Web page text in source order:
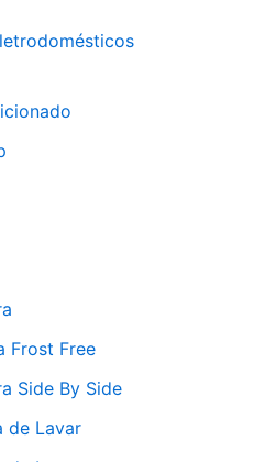
Frost Free
Side By Side
de Lavar